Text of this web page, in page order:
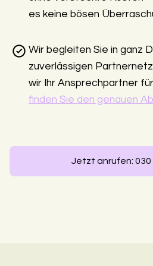
es keine bösen
Wir begleiten Sie in ganz
zuverlässigen
wir Ihr Ansprechpartner
finden Sie den genauen
Jetzt anrufen: 030